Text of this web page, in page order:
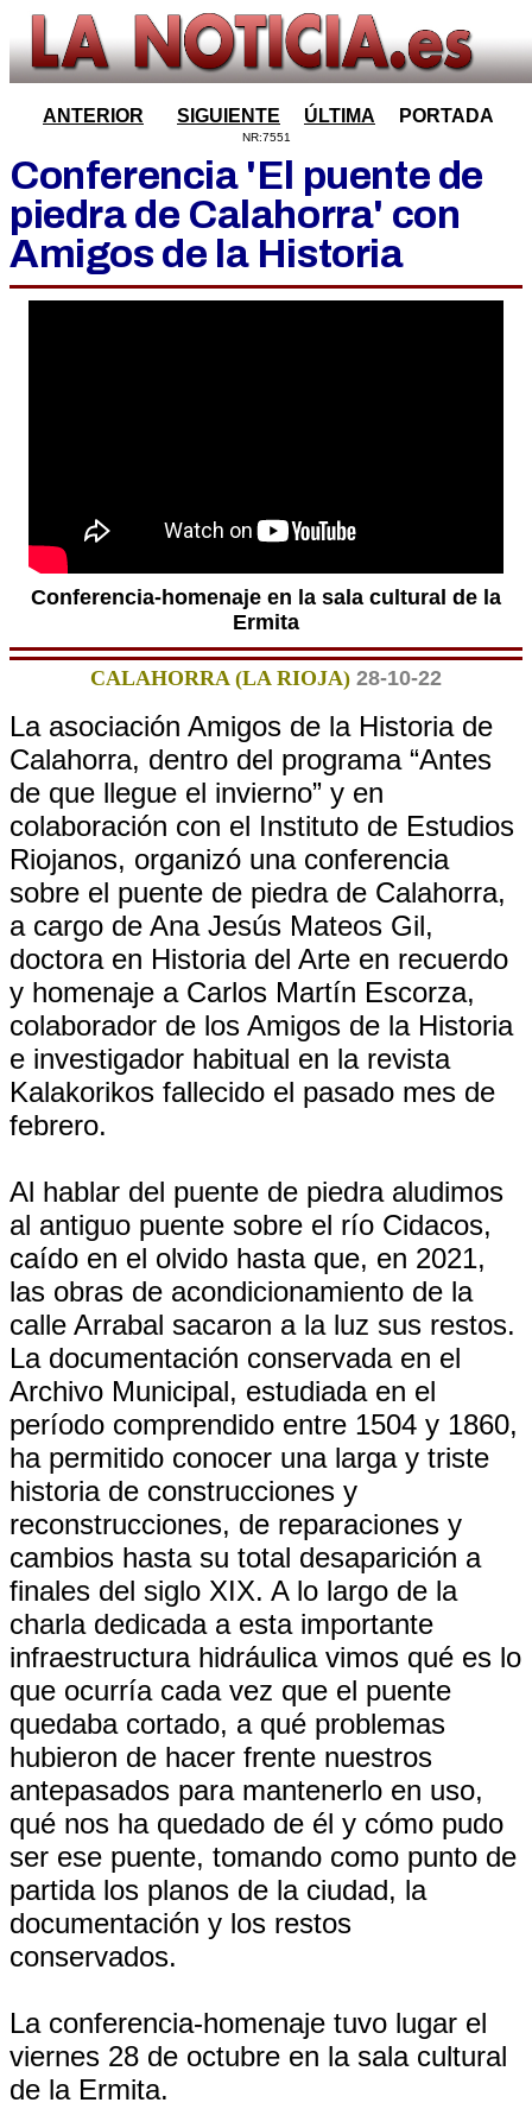
ANTERIOR SIGUIENTE ÚLTIMA PORTADA
NR:7551
Conferencia 'El puente de
piedra de Calahorra' con
Amigos de la Historia
Conferencia-homenaje en la sala cultural de la
Ermita
CALAHORRA (LA RIOJA) 28-10-22
La asociación Amigos de la Historia de
Calahorra, dentro del programa “Antes
de que llegue el invierno” y en
colaboración con el Instituto de Estudios
Riojanos, organizó una conferencia
sobre el puente de piedra de Calahorra,
a cargo de Ana Jesús Mateos Gil,
doctora en Historia del Arte en recuerdo
y homenaje a Carlos Martín Escorza,
colaborador de los Amigos de la Historia
e investigador habitual en la revista
Kalakorikos fallecido el pasado mes de
febrero.
Al hablar del puente de piedra aludimos
al antiguo puente sobre el río Cidacos,
caído en el olvido hasta que, en 2021,
las obras de acondicionamiento de la
calle Arrabal sacaron a la luz sus restos.
La documentación conservada en el
Archivo Municipal, estudiada en el
período comprendido entre 1504 y 1860,
ha permitido conocer una larga y triste
historia de construcciones y
reconstrucciones, de reparaciones y
cambios hasta su total desaparición a
finales del siglo XIX. A lo largo de la
charla dedicada a esta importante
infraestructura hidráulica vimos qué es lo
que ocurría cada vez que el puente
quedaba cortado, a qué problemas
hubieron de hacer frente nuestros
antepasados para mantenerlo en uso,
qué nos ha quedado de él y cómo pudo
ser ese puente, tomando como punto de
partida los planos de la ciudad, la
documentación y los restos
conservados.
La conferencia-homenaje tuvo lugar el
viernes 28 de octubre en la sala cultural
de la Ermita.